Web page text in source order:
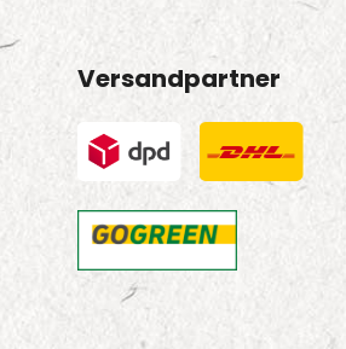
Versandpartner